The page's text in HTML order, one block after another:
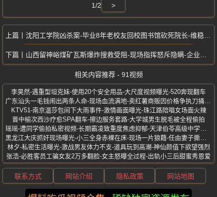
1/2 >
沈阳工学院凶杀案-毕业8年老校友回校图书馆砍死院长-维稳封锁全网热议
山西留神峪煤矿瓦斯爆炸搜救受阻-现场指挥怒斥隐瞒-企业提供阴阳图纸
相关内容推荐 - 91视频
李昊然-遇重型坦克妹-使用20个安全用品-大尺度视频曝光-520奔现翻车
KTV51-南京温莎包间下大雨事件-激情画面曝光-珠江路陪唱女场面火辣
晋中榆次西沙疗愈SPA翻车-擦边服务套路-大学城男生脱毛被全程偷拍
林夕-私密生活曝光-激战男友体力不支-道具玩到高潮-神仙颜值下欲望强烈
张浩-必胜客员工骗女友2万多翻脸-女主怒曝全过程-出轨小三后甜蜜秀恩爱
联系方式 网站介绍 隐私政策 网站地图